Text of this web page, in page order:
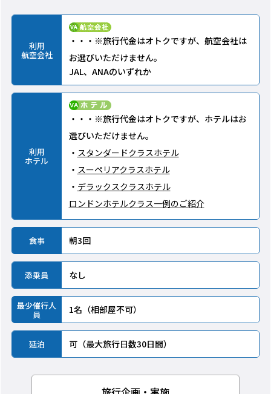
利用
航空会社
・・・※旅行代金はオトクですが、航空会社は
お選びいただけません。
JAL、ANAのいずれか
利用
ホテル
・・・※旅行代金はオトクですが、ホテルはお
選びいただけません。
・ スタンダードクラスホテル
・ スーペリアクラスホテル
・ デラックスクラスホテル
ロンドンホテルクラス一例のご紹介
食事 朝3回
添乗員 なし
最少催行人
員 1名（相部屋不可）
延泊 可（最大旅行日数30日間）